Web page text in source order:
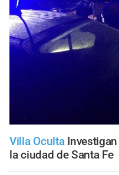
Villa Oculta
la ciudad de Santa Fe